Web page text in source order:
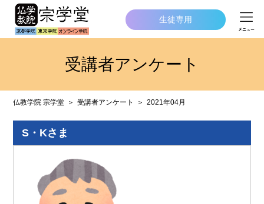
生徒専用
受講者アンケート
仏教学院 宗学堂 受講者アンケート 2021年04月
S・Kさま